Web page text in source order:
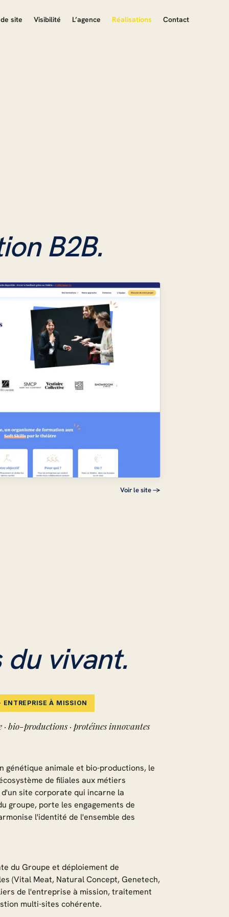
site Visibilité L’agence Réalisations Contact
B2B.
Voir le site →
vivant.
ENTREPRISE À MISSION
bio-productions · protéines innovantes
génétique animale et bio-productions, le
de filiales aux métiers
site corporate qui incarne la
groupe, porte les engagements de
l'identité de l'ensemble des
du Groupe et déploiement de
(Vital Meat, Natural Concept, Genetech,
de l'entreprise à mission, traitement
multi-sites cohérente.